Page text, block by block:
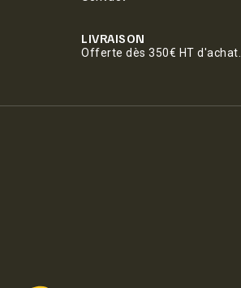
LIVRAISON
Offerte dès 350€ HT d'achat.